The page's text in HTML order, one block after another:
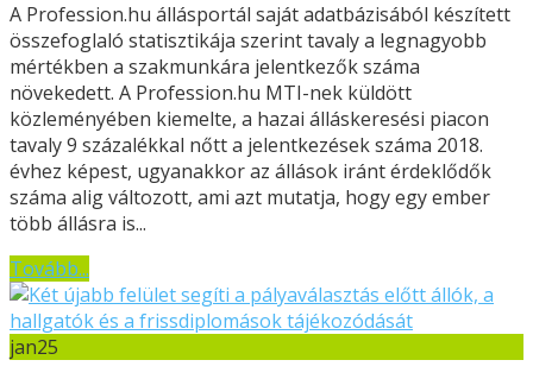
A Profession.hu állásportál saját adatbázisából készített
összefoglaló statisztikája szerint tavaly a legnagyobb
mértékben a szakmunkára jelentkezők száma
növekedett. A Profession.hu MTI-nek küldött
közleményében kiemelte, a hazai álláskeresési piacon
tavaly 9 százalékkal nőtt a jelentkezések száma 2018.
évhez képest, ugyanakkor az állások iránt érdeklődők
száma alig változott, ami azt mutatja, hogy egy ember
több állásra is...
Tovább...
jan25